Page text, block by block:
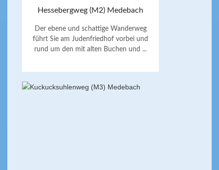
Hessebergweg (M2) Medebach
Der ebene und schattige Wanderweg
führt Sie am Judenfriedhof vorbei und
rund um den mit alten Buchen und ...